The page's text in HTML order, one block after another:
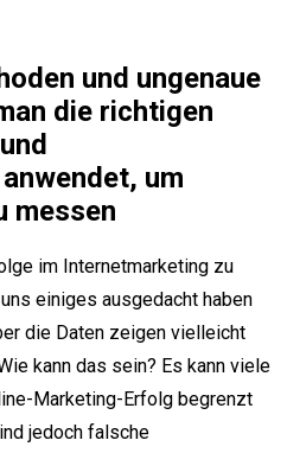
und ungenaue
die richtigen
um
messen
im Internetmarketing zu
einiges ausgedacht haben
die Daten zeigen vielleicht
kann das sein? Es kann viele
Marketing-Erfolg begrenzt
jedoch falsche